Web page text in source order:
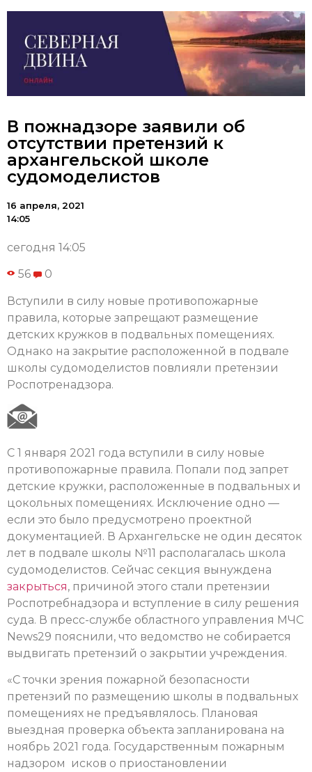
В пожнадзоре заявили об
отсутствии претензий к
архангельской школе
судомоделистов
16 апреля, 2021
14:05
сегодня 14:05
56 0
Вступили в силу новые противопожарные
правила, которые запрещают размещение
детских кружков в подвальных помещениях.
Однако на закрытие расположенной в подвале
школы судомоделистов повлияли претензии
Роспотренадзора.
С 1 января 2021 года вступили в силу новые
противопожарные правила. Попали под запрет
детские кружки, расположенные в подвальных и
цокольных помещениях. Исключение одно —
если это было предусмотрено проектной
документацией. В Архангельске не один десяток
лет в подвале школы №11 располагалась школа
судомоделистов. Сейчас секция вынуждена
закрыться, причиной этого стали претензии
Роспотребнадзора и вступление в силу решения
суда. В пресс-службе областного управления МЧС
News29 пояснили, что ведомство не собирается
выдвигать претензий о закрытии учреждения.
«С точки зрения пожарной безопасности
претензий по размещению школы в подвальных
помещениях не предъявлялось. Плановая
выездная проверка объекта запланирована на
ноябрь 2021 года. Государственным пожарным
надзором исков о приостановлении